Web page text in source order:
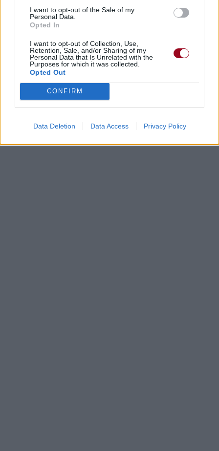
I want to opt-out of the Sale of my
Personal Data.
Opted In
I want to opt-out of Collection, Use,
Retention, Sale, and/or Sharing of my
Personal Data that Is Unrelated with the
Purposes for which it was collected.
Opted Out
CONFIRM
Data Deletion Data Access Privacy Policy
Paroles + Traduction
Dire «merci» pour cette traduction Corriger une erreur